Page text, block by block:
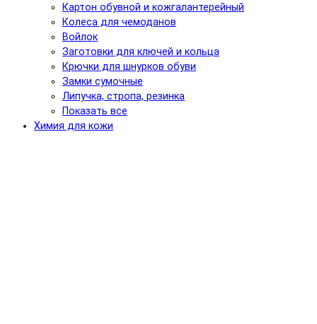
Картон обувной и кожгалантерейный
Колеса для чемоданов
Войлок
Заготовки для ключей и кольца
Крючки для шнурков обуви
Замки сумочные
Липучка, стропа, резинка
Показать все
Химия для кожи